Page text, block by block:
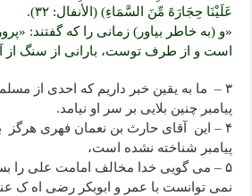
عَلَیْنَا حِجَارَهً مِّنَ السَّمَاءِ) (الأنفال: ۳۲).
«و (به خاطر بیاور) زمانى را که گفتند:
است و از طرف توست، بارانى از سنگ از
۳ – ما به یقین خبر داریم که احدی از
پیامبر چنین بلایی بر سر او نیامد.
۴ – این آقای حارث بن نعمان فهری هرگز
پیامبر شناخته نشده است،
۵ – می گویی خدا مخالف امامت علی را
نمی توانست با عمر و ابوبکر رضی اه ک